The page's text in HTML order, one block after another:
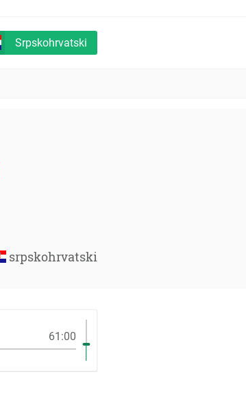
Srpskohrvatski
srpskohrvatski
61:00